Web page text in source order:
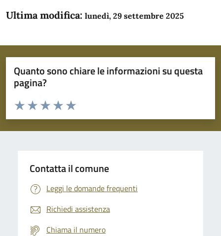
Ultima modifica: lunedì, 29 settembre 2025
Quanto sono chiare le informazioni su questa
pagina?
Domanda
Valuta da 1 a 5 stelle la pagina
Valuta 5 stelle su 5
Valuta 4 stelle su 5
Valuta 3 stelle su 5
Valuta 2 stelle su 5
Valuta 1 stelle su 5
Contatta il comune
Leggi le domande frequenti
Richiedi assistenza
Chiama il numero